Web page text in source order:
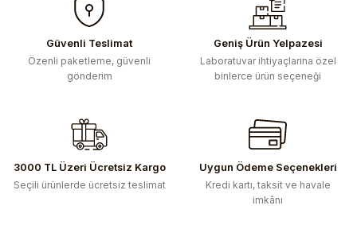
kullanarak tarafımıza iletebilirsiniz.
Görüş ve önerileriniz için teşekkür ederiz.
Ürün resmi kalitesiz, bozuk veya görüntülenemiyor.
Ürün fiyatı diğer sitelerden daha pahalı.
Bu ürüne benzer farklı alternatifler olmalı.
Güvenli Teslimat
Özenli paketleme, güvenli
gönderim
Geniş Ürün Yelpazesi
Laboratuvar ihtiyaçlarına özel
binlerce ürün seçeneği
3000 TL Üzeri Ücretsiz Kargo
Seçili ürünlerde ücretsiz teslimat
Uygun Ödeme Seçenekleri
Kredi kartı, taksit ve havale
imkânı